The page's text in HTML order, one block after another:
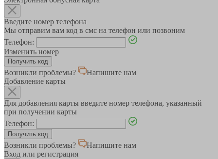
Введите номер телефона
Мы отправим вам код в смс на телефон или позвоним
Телефон:
Изменить номер
Возникли проблемы?
Напишите нам
Добавление карты
Для добавления карты введите номер телефона, указанный
при получении карты
Телефон:
Возникли проблемы?
Напишите нам
Вход или регистрация